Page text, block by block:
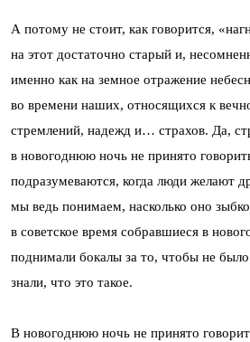
А потому не стоит, как говорится,
на этот достаточно старый и,
именно как на земное отражение
во времени наших, относящихся к
стремлений, надежд и… страхов. Да,
в новогоднюю ночь не принято
подразумеваются, когда люди желают
мы ведь понимаем, насколько оно
в советское время собравшиеся в
поднимали бокалы за то, чтобы не
знали, что это такое.
В новогоднюю ночь не принято